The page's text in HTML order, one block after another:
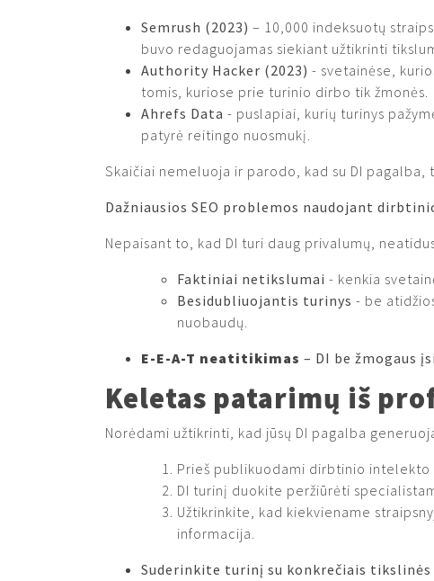
Semrush (2023) – 10,000 indeksuotų
buvo redaguojamas siekiant užtikrinti
Authority Hacker (2023) - svetainėse,
tomis, kuriose prie turinio dirbo tik žmonės.
Ahrefs Data - puslapiai, kurių turinys
patyrė reitingo nuosmukį.
Skaičiai nemeluoja ir parodo, kad su DI pagalba,
Dažniausios SEO problemos naudojant
Nepaisant to, kad DI turi daug privalumų,
Faktiniai netikslumai - kenkia
Besidubliuojantis turinys - be
nuobaudų.
E-E-A-T neatitikimas – DI be žmogaus
Keletas patarimų iš
Norėdami užtikrinti, kad jūsų DI pagalba
Prieš publikuodami dirbtinio
DI turinį duokite peržiūrėti
Užtikrinkite, kad kiekviename
informacija.
Suderinkite turinį su konkrečiais